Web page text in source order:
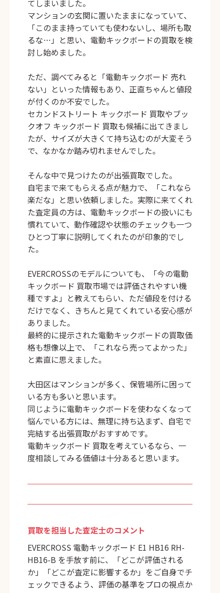
てしまいました。
マンションの玄関に置いたままになっていて、
「このまま持っていても使わないし、場所も取
るな…」と思い、 電動キックボードの買取を検
討し始めました。
ただ、調べてみると「電動キックボード 売れ
ない」といった情報もあり、正直ちゃんと値段
が付くのか不安でした。
セカンドストリート キックボード 買取やブッ
クオフ キックボード 買取も候補に出てきまし
たが、サイズが大きくて持ち込むのが大変そう
で、なかなか踏み切れませんでした。
そんな中で見つけたのが出張買取でした。
自宅まで来てもらえる点が魅力で、「これなら
楽だな」と思い依頼しました。実際に来てくれ
た査定員の方は、電動キックボードの扱いにも
慣れていて、動作確認や状態のチェックも一つ
ひとつ丁寧に説明してくれたのが印象的でし
た。
EVERCROSSのモデルについても、「今の電動
キックボード 買取市場では評価されやすい機
種ですよ」と教えてもらい、ただ値段を付ける
だけでなく、きちんと見てくれている安心感が
ありました。
最終的に提示された電動キックボードの買取価
格も想像以上で、「これなら売ってよかった」
と素直に思えました。
大田区はマンションが多く、保管場所に困って
いる方も多いと思います。
同じように電動キックボードを使わなくなって
悩んでいる方には、無理に持ち込まず、自宅で
完結する出張買取がおすすめです。
電動キックボード 買取を考えているなら、一
度相談してみる価値は十分あると思います。
買取を担当した査定士のコメント
EVERCROSS 電動キックボード E1 HB16 RH-
HB16-B を手放す前に、「どこが評価される
か」「どこが査定に影響するか」をご自身でチ
ェックできるよう、評価の基準をプロの視点か